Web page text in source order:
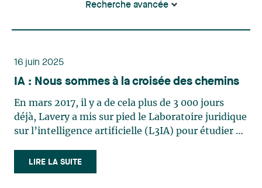
Recherche avancée
16 juin 2025
IA : Nous sommes à la croisée des chemins
En mars 2017, il y a de cela plus de 3 000 jours
déjà, Lavery a mis sur pied le Laboratoire juridique
sur l’intelligence artificielle (L3IA) pour étudier et,
domaine de l’intelligence artificielle (« IA »). Le
but du Laboratoire L3IA, très novateur à (…)
LIRE LA SUITE